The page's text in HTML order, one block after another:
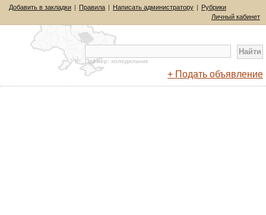
Добавить в закладки | Правила | Написать администратору | Рубрики
Личный кабинет
Пример: холодильник
+ Подать объявление